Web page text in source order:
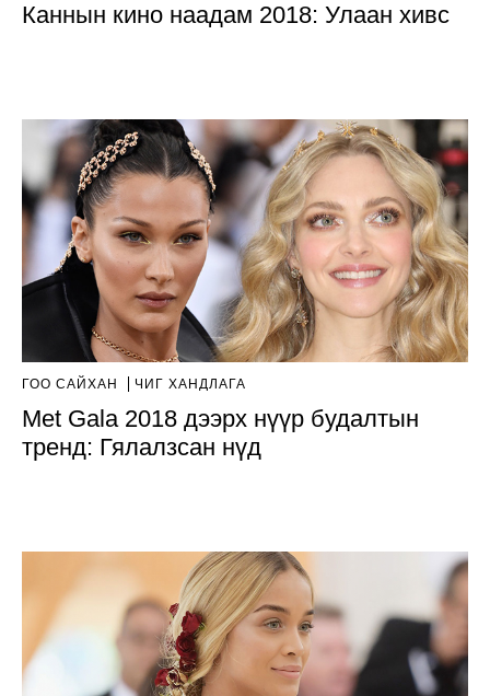
Каннын кино наадам 2018: Улаан хивс
ГОО САЙХАН ЧИГ ХАНДЛАГА
Met Gala 2018 дээрх нүүр будалтын
тренд: Гялалзсан нүд